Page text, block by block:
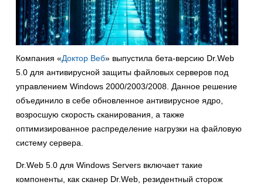
Компания «Доктор Веб» выпустила бета-версию Dr.Web
5.0 для антивирусной защиты файловых серверов под
управлением Windows 2000/2003/2008. Данное решение
объединило в себе обновленное антивирусное ядро,
возросшую скорость сканирования, а также
оптимизированное распределение нагрузки на файловую
систему сервера.
Dr.Web 5.0 для Windows Servers включает такие
компоненты, как сканер Dr.Web, резидентный сторож